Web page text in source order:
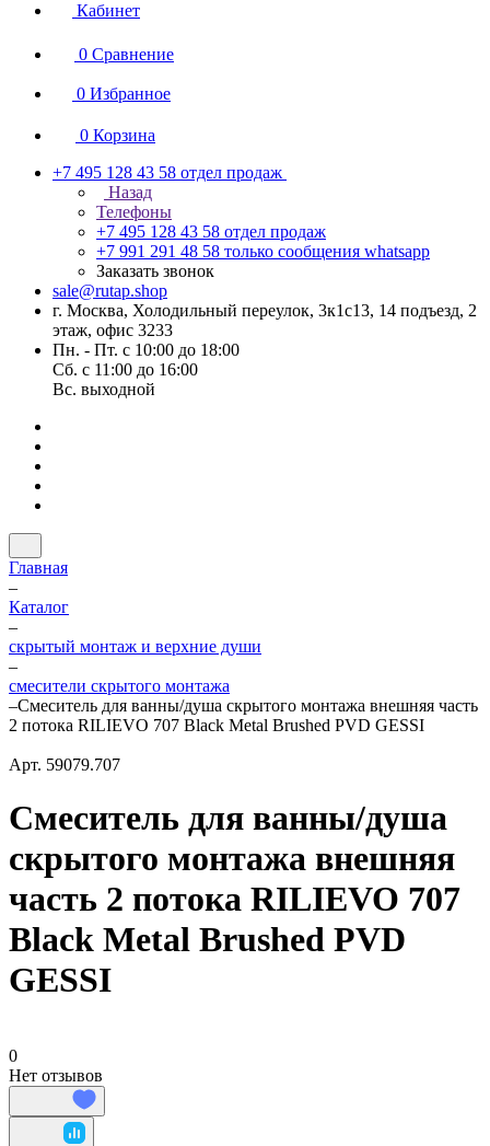
Кабинет
0 Сравнение
0 Избранное
0 Корзина
+7 495 128 43 58 отдел продаж
Назад
Телефоны
+7 495 128 43 58 отдел продаж
+7 991 291 48 58 только сообщения whatsapp
Заказать звонок
sale@rutap.shop
г. Москва, Холодильный переулок, 3к1с13, 14 подъезд, 2
этаж, офис 3233
Пн. - Пт. с 10:00 до 18:00
Сб. с 11:00 до 16:00
Вс. выходной
Главная
–
Каталог
–
скрытый монтаж и верхние души
–
смесители скрытого монтажа
–Смеситель для ванны/душа скрытого монтажа внешняя часть
2 потока RILIEVO 707 Black Metal Brushed PVD GESSI
Арт. 59079.707
Смеситель для ванны/душа
скрытого монтажа внешняя
часть 2 потока RILIEVO 707
Black Metal Brushed PVD
GESSI
0
Нет отзывов